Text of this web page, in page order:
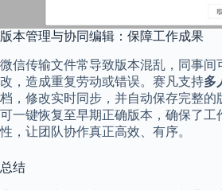
版本管理与协同编辑：保障工作成果
微信传输文件常导致版本混乱，同事间
改，造成重复劳动或错误。赛凡支持多
档，修改实时同步，并自动保存完整的
可一键恢复至早期正确版本，确保了工
性，让团队协作真正高效、有序。
总结